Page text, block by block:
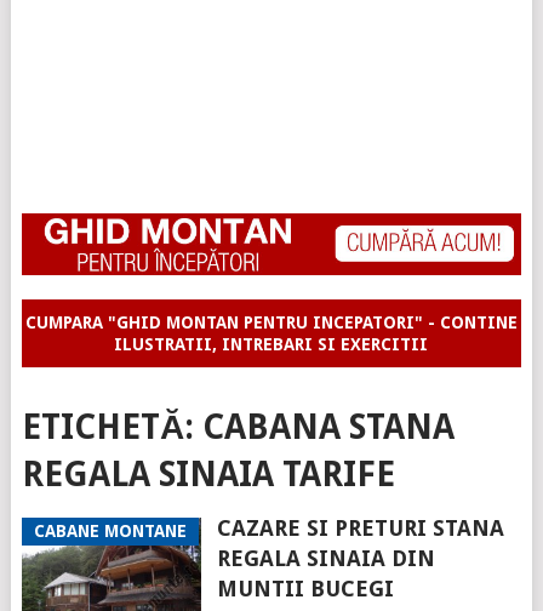
CUMPARA "GHID MONTAN PENTRU INCEPATORI" - CONTINE
ILUSTRATII, INTREBARI SI EXERCITII
ETICHETĂ: CABANA STANA
REGALA SINAIA TARIFE
CABANE MONTANE
CAZARE SI PRETURI STANA
REGALA SINAIA DIN
MUNTII BUCEGI